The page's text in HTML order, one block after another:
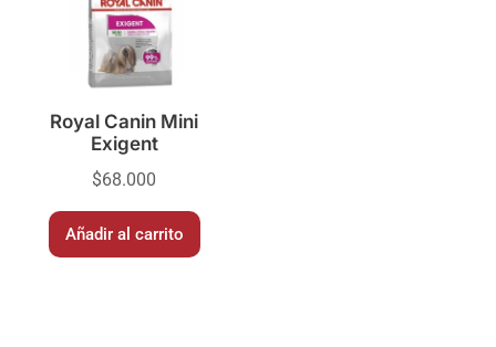
Royal Canin Mini
Exigent
$68.000
Añadir al carrito